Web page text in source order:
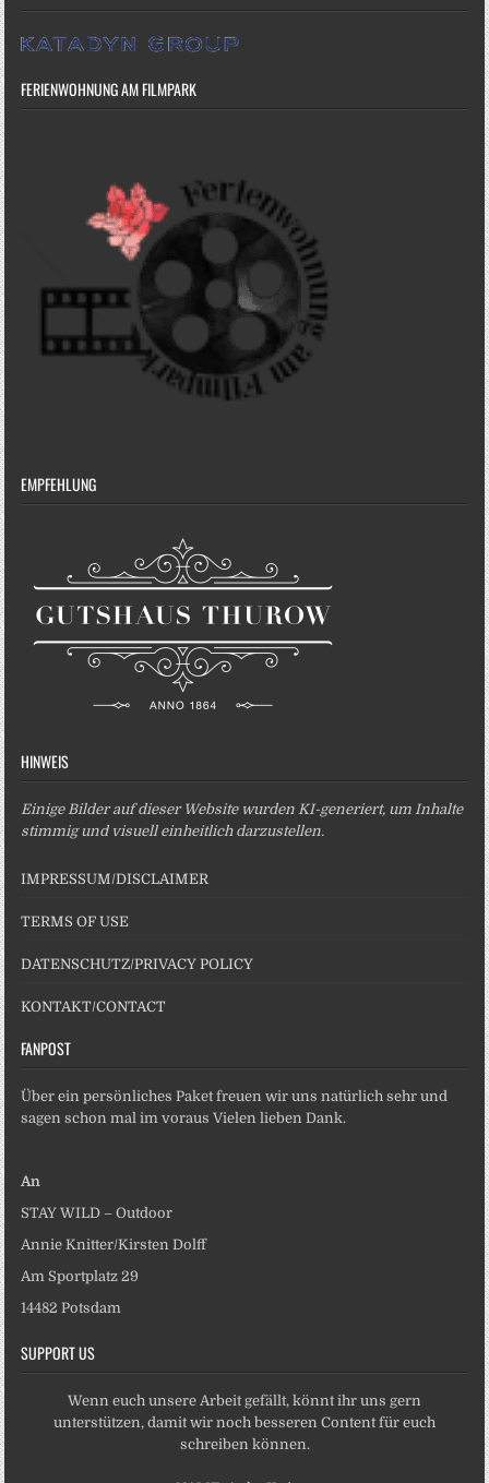
FERIENWOHNUNG AM FILMPARK
EMPFEHLUNG
HINWEIS
Einige Bilder auf dieser Website wurden KI-generiert, um Inhalte
stimmig und visuell einheitlich darzustellen.
IMPRESSUM/DISCLAIMER
TERMS OF USE
DATENSCHUTZ/PRIVACY POLICY
KONTAKT/CONTACT
FANPOST
Über ein persönliches Paket freuen wir uns natürlich sehr und
sagen schon mal im voraus Vielen lieben Dank.
An
STAY WILD – Outdoor
Annie Knitter/Kirsten Dolff
Am Sportplatz 29
14482 Potsdam
SUPPORT US
Wenn euch unsere Arbeit gefällt, könnt ihr uns gern
unterstützen, damit wir noch besseren Content für euch
schreiben können.